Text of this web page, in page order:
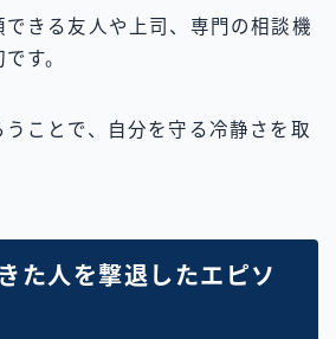
きる友人や上司、専門の相談機
す。
ことで、自分を守る冷静さを取
た人を撃退したエピソ